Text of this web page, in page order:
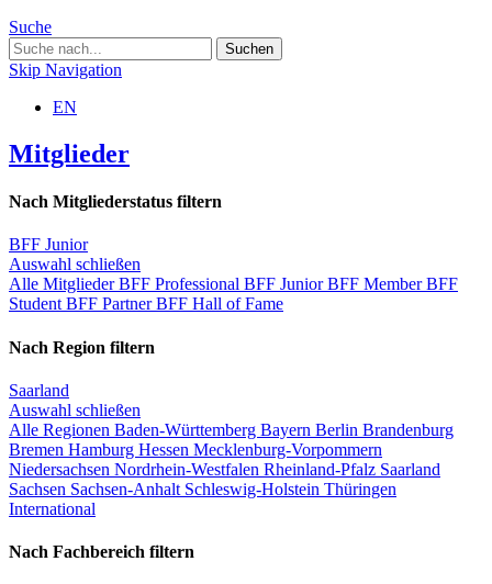
Suche
Skip Navigation
EN
Mitglieder
Nach Mitgliederstatus filtern
BFF Junior
Auswahl schließen
Alle MitgliederBFF Professional BFF JuniorBFF MemberBFF
Student BFF PartnerBFF Hall of Fame
Nach Region filtern
Saarland
Auswahl schließen
Alle Regionen Baden-Württemberg Bayern Berlin Brandenburg
Bremen Hamburg Hessen Mecklenburg-Vorpommern
Niedersachsen Nordrhein-Westfalen Rheinland-Pfalz Saarland
Sachsen Sachsen-Anhalt Schleswig-Holstein Thüringen
International
Nach Fachbereich filtern